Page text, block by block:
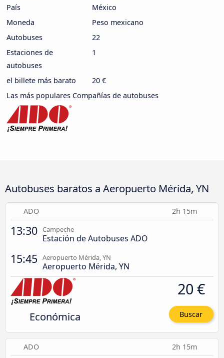
País
México
Moneda
Peso mexicano
Autobuses
22
Estaciones de
autobuses
1
el billete más barato
20 €
Las más populares Compañías de autobuses
Autobuses baratos a Aeropuerto Mérida, YN
ADO 2h 15m
13:30 Campeche
Estación de Autobuses ADO
15:45 Aeropuerto Mérida, YN
Aeropuerto Mérida, YN
Económica
20 €
Buscar
ADO 2h 15m